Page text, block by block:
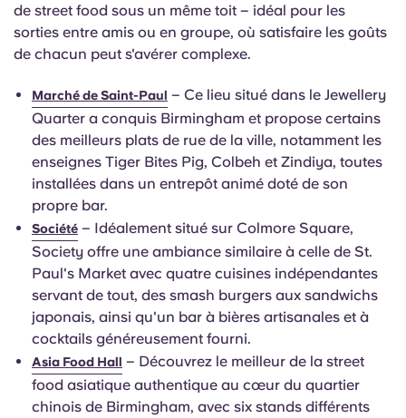
de street food sous un même toit – idéal pour les
sorties entre amis ou en groupe, où satisfaire les goûts
de chacun peut s'avérer complexe.
Marché de Saint-Paul – Ce lieu situé dans le Jewellery
Quarter a conquis Birmingham et propose certains
des meilleurs plats de rue de la ville, notamment les
enseignes Tiger Bites Pig, Colbeh et Zindiya, toutes
installées dans un entrepôt animé doté de son
propre bar.
Société – Idéalement situé sur Colmore Square,
Society offre une ambiance similaire à celle de St.
Paul's Market avec quatre cuisines indépendantes
servant de tout, des smash burgers aux sandwichs
japonais, ainsi qu'un bar à bières artisanales et à
cocktails généreusement fourni.
Asia Food Hall – Découvrez le meilleur de la street
food asiatique authentique au cœur du quartier
chinois de Birmingham, avec six stands différents